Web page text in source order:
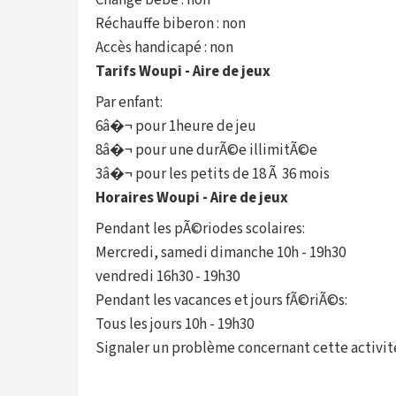
Réchauffe biberon : non
Accès handicapé : non
Tarifs Woupi - Aire de jeux
Par enfant:
6â�¬ pour 1heure de jeu
8â�¬ pour une durÃ©e illimitÃ©e
3â�¬ pour les petits de 18 Ã 36 mois
Horaires Woupi - Aire de jeux
Pendant les pÃ©riodes scolaires:
Mercredi, samedi dimanche 10h - 19h30
vendredi 16h30 - 19h30
Pendant les vacances et jours fÃ©riÃ©s:
Tous les jours 10h - 19h30
Signaler un problème concernant cette